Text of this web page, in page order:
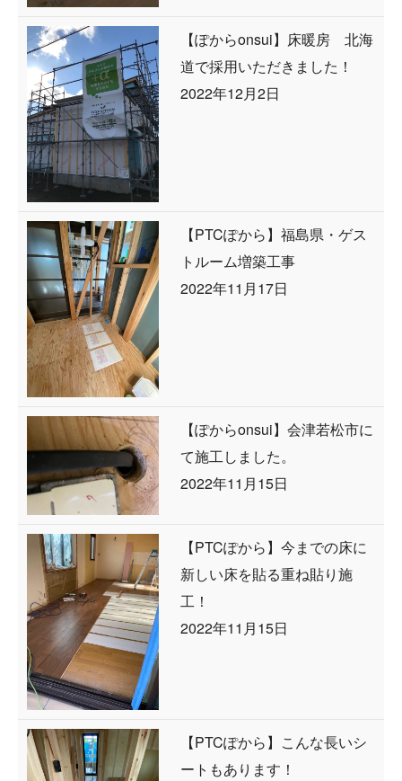
【ぽからonsui】床暖房 北海
道で採用いただきました！
2022年12月2日
【PTCぽから】福島県・ゲス
トルーム増築工事
2022年11月17日
【ぽからonsui】会津若松市に
て施工しました。
2022年11月15日
【PTCぽから】今までの床に
新しい床を貼る重ね貼り施
工！
2022年11月15日
【PTCぽから】こんな長いシ
ートもあります！